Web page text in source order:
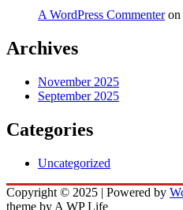
A WordPress Commenteron
Archives
November 2025
September 2025
Categories
Uncategorized
Copyright © 2025 | Powered by
theme by A WP Life